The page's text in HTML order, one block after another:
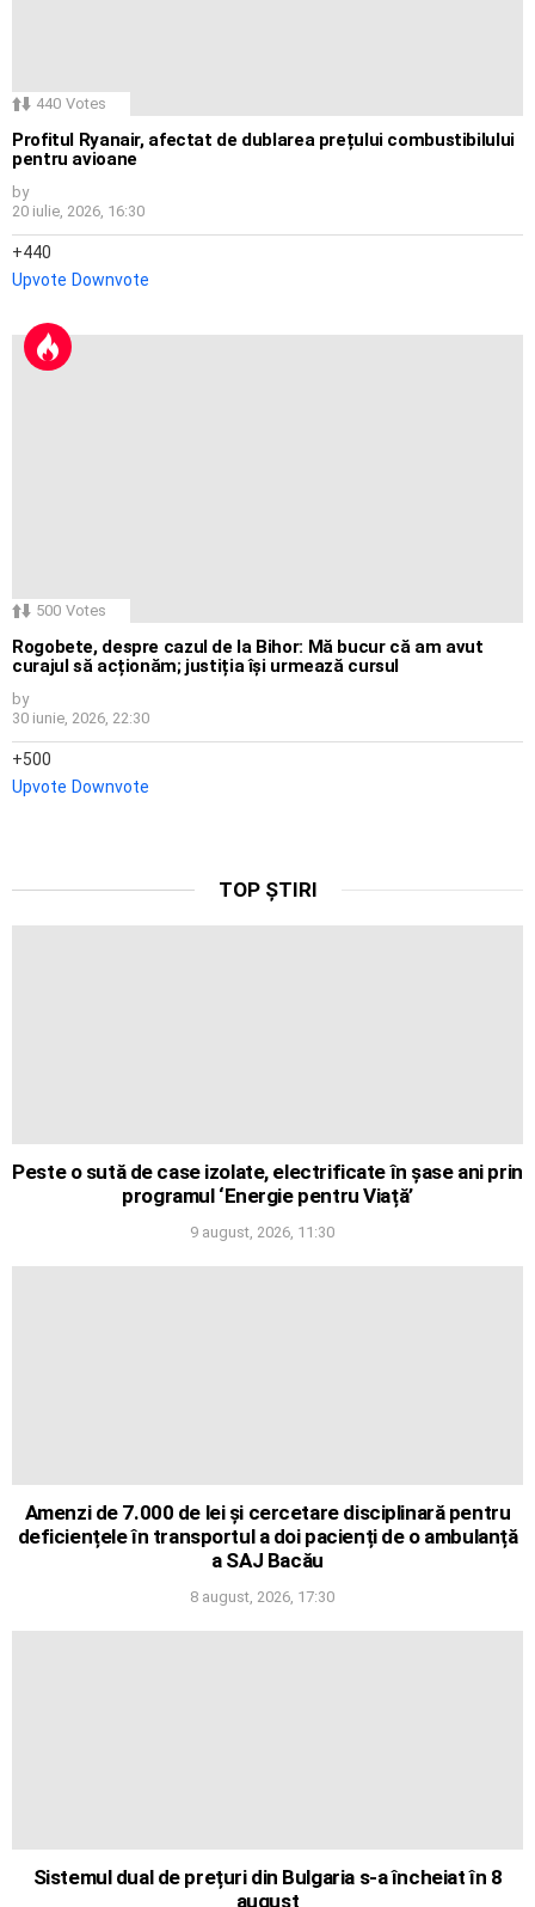
440 Votes
Profitul Ryanair, afectat de dublarea prețului combustibilului
pentru avioane
by
20 iulie, 2026, 16:30
440
Upvote Downvote
500 Votes
Rogobete, despre cazul de la Bihor: Mă bucur că am avut
curajul să acționăm; justiția își urmează cursul
by
30 iunie, 2026, 22:30
500
Upvote Downvote
TOP ȘTIRI
Peste o sută de case izolate, electrificate în șase ani prin
programul ‘Energie pentru Viață’
9 august, 2026, 11:30
Amenzi de 7.000 de lei și cercetare disciplinară pentru
deficiențele în transportul a doi pacienți de o ambulanță
a SAJ Bacău
8 august, 2026, 17:30
Sistemul dual de prețuri din Bulgaria s-a încheiat în 8
august